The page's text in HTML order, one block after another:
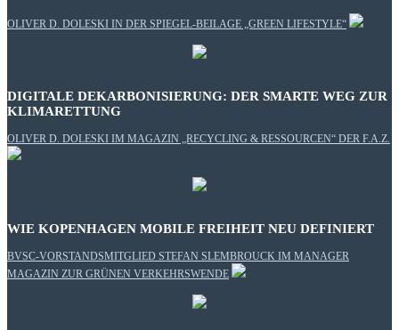
OLIVER D. DOLESKI IN DER SPIEGEL-BEILAGE „GREEN LIFESTYLE“
DIGITALE DEKARBONISIERUNG: DER SMARTE WEG ZUR
KLIMARETTUNG
OLIVER D. DOLESKI IM MAGAZIN „RECYCLING & RESSOURCEN“ DER F.A.Z.
WIE KOPENHAGEN MOBILE FREIHEIT NEU DEFINIERT
BVSC-VORSTANDSMITGLIED STEFAN SLEMBROUCK IM MANAGER
MAGAZIN ZUR GRÜNEN VERKEHRSWENDE